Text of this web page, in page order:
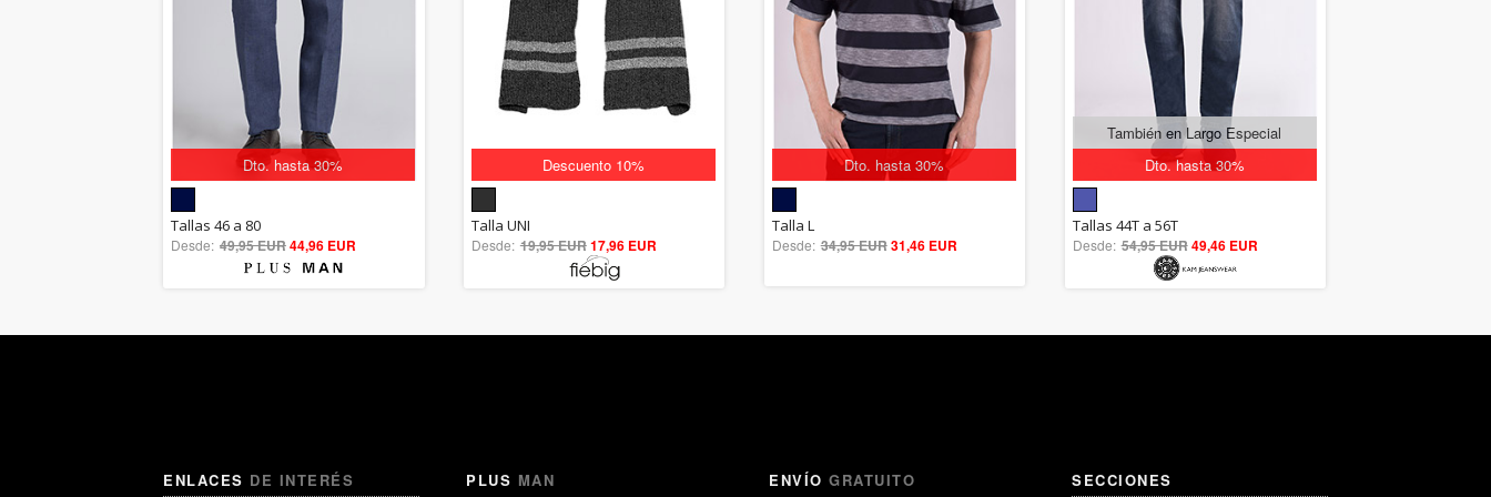
Dto. hasta 30%
5.00
out of 5
Tallas 46 a 80
Desde: 49,95 EUR44,96 EUR
Descuento 10%
out of 5
Talla UNI
Desde: 19,95 EUR17,96 EUR
Dto. hasta 30%
out of 5
Talla L
Desde: 34,95 EUR31,46 EUR
Dto. hasta 30%
También en Largo Especial
5.00
out of 5
Tallas 44T a 56T
Desde: 54,95 EUR49,46 EUR
ENLACES DE INTERÉS PLUS MAN ENVÍO GRATUITO SECCIONES